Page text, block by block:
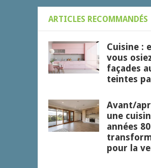
ARTICLES RECOMMANDÉS
Cuisine :
vous
façades
teintes
Avant/
une
années 80
pour la